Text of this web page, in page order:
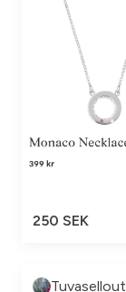
250 SEK
Tuvasellout